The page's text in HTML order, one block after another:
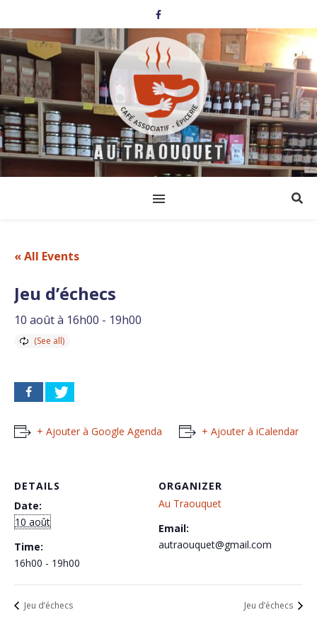
« All Events
Jeu d’échecs
10 août à 16h00 - 19h00
+ Ajouter à Google Agenda + Ajouter à iCalendar
DETAILS
Date:
10 août
Time:
16h00 - 19h00
ORGANIZER
Au Traouquet
Email:
autraouquet@gmail.com
Jeu d’échecs Jeu d’échecs